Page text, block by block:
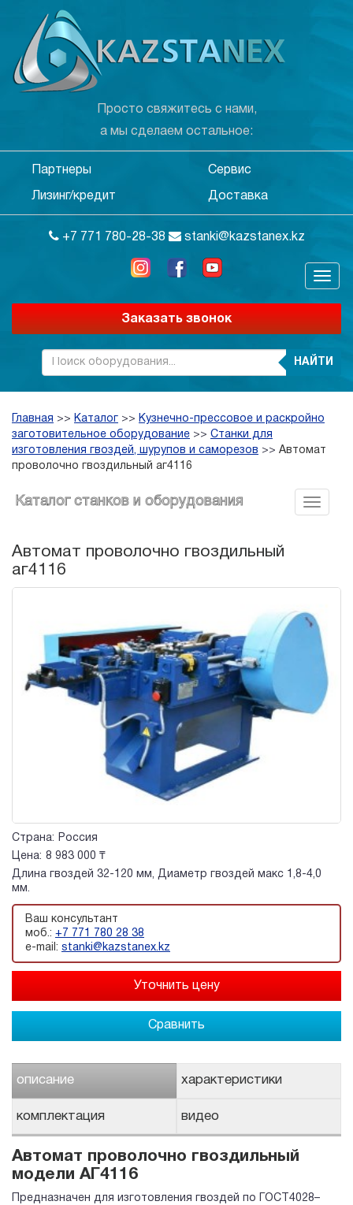
Просто свяжитесь с нами,
а мы сделаем остальное:
Партнеры Сервис
Лизинг/кредит Доставка
+7 771 780-28-38 stanki@kazstanex.kz
Заказать звонок
НАЙТИ
Главная >> Каталог >> Кузнечно-прессовое и раскройно
заготовительное оборудование >> Станки для
изготовления гвоздей, шурупов и саморезов >> Автомат
проволочно гвоздильный аг4116
Каталог станков и оборудования
Автомат проволочно гвоздильный
аг4116
Страна:
Россия
Цена: 8 983 000 ₸
Длина гвоздей 32-120 мм, Диаметр гвоздей макс 1,8-4,0
мм.
Ваш консультант
моб.: +7 771 780 28 38
e-mail: stanki@kazstanex.kz
Сравнить
описание характеристики
комплектация видео
Автомат проволочно гвоздильный
модели АГ4116
Предназначен для изготовления гвоздей по ГОСТ4028–